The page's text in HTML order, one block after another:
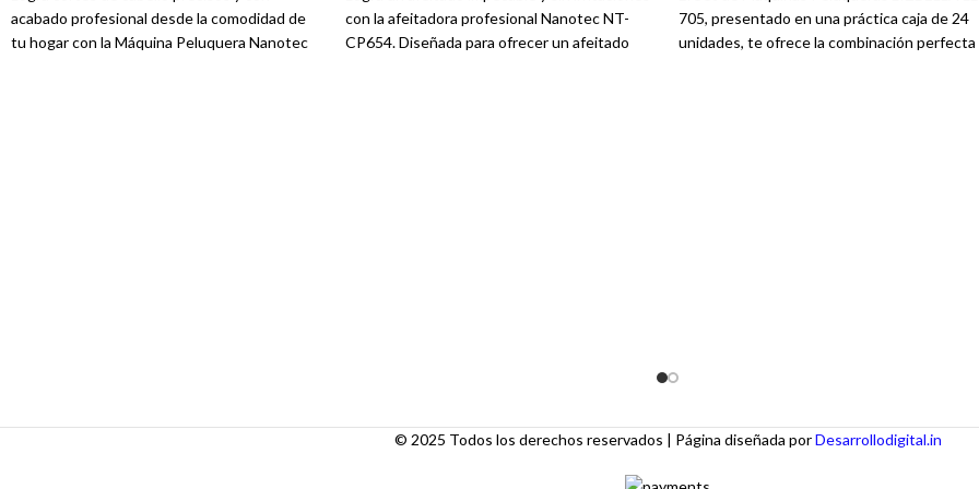
acabado profesional desde la comodidad de
tu hogar con la Máquina Peluquera Nanotec
con la afeitadora profesional Nanotec NT-
CP654. Diseñada para ofrecer un afeitado
705, presentado en una práctica caja de 24
unidades, te ofrece la combinación perfecta
© 2025 Todos los derechos reservados | Página diseñada porDesarrollodigital.in